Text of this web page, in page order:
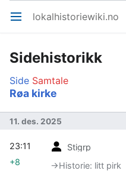
Åpne hovedmenyen lokalhistoriewiki.no
Sidehistorikk
Side Samtale
Røa kirke
11. des. 2025
Stigrp
→‎Historie: litt pirk
23:11
+8